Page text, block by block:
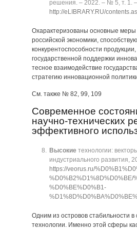
решения. ‒ 2022. ‒ № 5, т. 1.
http://eLIBRARY.RU/
Охарактеризованы основные меры
российской экономики,
конкурентоспособности
государственной поддержки
тесное взаимодействие
стратегию инновационной
См. также № 82, 99, 109
Современное
научно-технических
эффективного
Высокие технологии:
индустриального развития,
https://veorus.ru/
%D0%B2%D1%8D%D0%BE/
%D0%BE%D0%B1-
Одним из островов стабильности
технологии. Именно этой сферы